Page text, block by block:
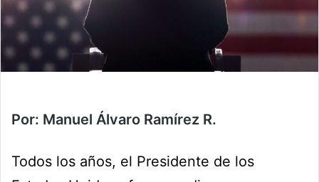
Por: Manuel Álvaro Ramírez R.
Todos los años, el Presidente de los